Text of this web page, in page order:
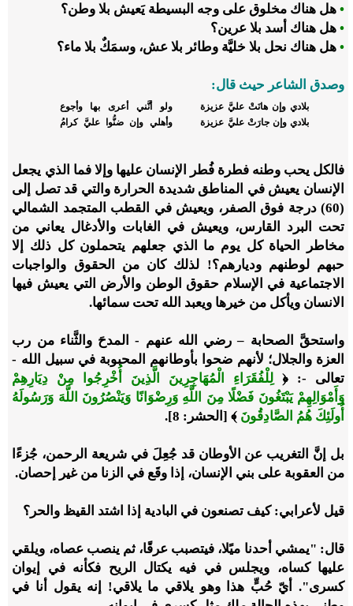
• هل هناك مخلوق على وجه البسيطة يَعيش بلا وطن؟
• هل هناك أسد بلا عرين؟
• هل هناك نحل بلا خليَّة وطائر بلا عش، وسمَكٌ بلا ماء؟
وصدق الشاعر حيث قال:
بلادي وإن هانَتْ عليَّ عزيزة
ولو أنَّني أعرى بها وأجوع
بلادي وإن جارَتْ عليَّ عزيزة
وأهلي وإن ضنُّوا عليَّ كرامُ
فالكل يحب وطنه فطرة فُطر الإنسان عليها وإلا فما الذي يجعل
الإنسان يعيش في المناطق شديدة الحرارة والتي قد تصل إلى
(60) درجة فوق الصفر، ويعيش في القطب المتجمد الشمالي
تحت البرد القارس، ويعيش في الغابات والأدغال يعاني من
مخاطر الحياة كل يوم ما الذي جعلهم يتحملون كل ذلك إلا
حبهم لوطنهم وديارهم؟! لذلك كان من الحقوق والواجبات
الاجتماعية في الإسلام حقوق الوطن والأرض التي يعيش فيها
الانسان ويأكل من خيرها ويعبد الله تحت سمائها.
واستحقَّ الصحابة – رضي الله عنهم - المدحَ والثَّناء من رب
العزة والجلال؛ لأنهم ضحوا بأوطانهم المحبوبة في سبيل الله -
تعالى -: ﴿ لِلْفُقَرَاءِ الْمُهَاجِرِينَ الَّذِينَ أُخْرِجُوا مِنْ دِيَارِهِمْ
وَأَمْوَالِهِمْ يَبْتَغُونَ فَضْلًا مِنَ اللَّهِ وَرِضْوَانًا وَيَنْصُرُونَ اللَّهَ وَرَسُولَهُ
أُولَئِكَ هُمُ الصَّادِقُونَ ﴾ [الحشر: 8].
بل إنَّ التغريب عن الأوطان قد جُعِلَ في شريعة الرحمن، جُزءًا
من العقوبة على بني الإنسان، إذا وقَع في الزنا من غير إحصان.
قيل لأعرابي: كيف تصنعون في البادية إذا اشتد القيظ والحر؟
قال: "يمشي أحدنا ميًلا، فيتصبب عرقًا، ثم ينصب عصاه، ويلقي
عليها كساه، ويجلس في فيه يكتال الريح فكأنه في إيوان
كسرى". أيّ حُبٍّ هذا وهو يلاقي ما يلاقي! إنه يقول أنا في